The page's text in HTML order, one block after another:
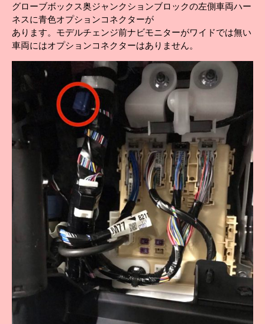
グローブボックス奥ジャンクションブロックの左側車両ハー
ネスに青色オプションコネクターが
あります。モデルチェンジ前ナビモニターがワイドでは無い
車両にはオプションコネクターはありません。